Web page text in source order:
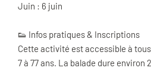
Juin : 6 juin
👟 Infos pratiques & Inscriptions
Cette activité est accessible à
7 à 77 ans. La balade dure environ